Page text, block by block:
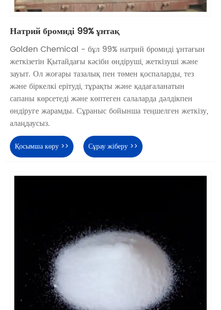
Натрий бромиді 99% ұнтақ
Golden Chemical - бұл 99% натрий бромиді ұнтағын
жеткізетін Қытайдағы кәсіби өндіруші, жеткізуші және
зауыт. Ол жоғары тазалық пен төмен қоспаларды, тез
және біркелкі ерітуді, тұрақты және қадағаланатын
сапаны көрсетеді және көптеген салаларда дәлдікпен
өндіруге жарамды. Сұраныс бойынша теңшелген жеткізу,
алаңдаусыз.
Қосымша көру >> Сұрау жіберу >>